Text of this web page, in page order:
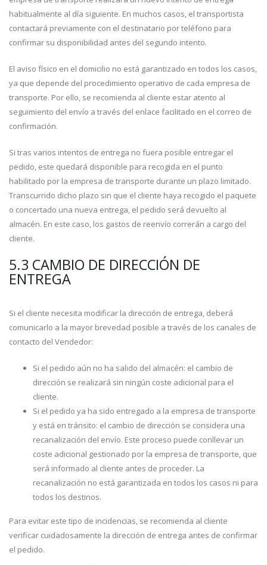
habitualmente al día siguiente. En muchos casos, el transportista
contactará previamente con el destinatario por teléfono para
confirmar su disponibilidad antes del segundo intento.
El aviso físico en el domicilio no está garantizado en todos los casos,
ya que depende del procedimiento operativo de cada empresa de
transporte. Por ello, se recomienda al cliente estar atento al
seguimiento del envío a través del enlace facilitado en el correo de
confirmación.
Si tras varios intentos de entrega no fuera posible entregar el
pedido, este quedará disponible para recogida en el punto
habilitado por la empresa de transporte durante un plazo limitado.
Transcurrido dicho plazo sin que el cliente haya recogido el paquete
o concertado una nueva entrega, el pedido será devuelto al
almacén. En este caso, los gastos de reenvío correrán a cargo del
cliente.
5.3 CAMBIO DE DIRECCIÓN DE
ENTREGA
Si el cliente necesita modificar la dirección de entrega, deberá
comunicarlo a la mayor brevedad posible a través de los canales de
contacto del Vendedor:
Si el pedido aún no ha salido del almacén: el cambio de
dirección se realizará sin ningún coste adicional para el
cliente.
Si el pedido ya ha sido entregado a la empresa de transporte
y está en tránsito: el cambio de dirección se considera una
recanalización del envío. Este proceso puede conllevar un
coste adicional gestionado por la empresa de transporte, que
será informado al cliente antes de proceder. La
recanalización no está garantizada en todos los casos ni para
todos los destinos.
Para evitar este tipo de incidencias, se recomienda al cliente
verificar cuidadosamente la dirección de entrega antes de confirmar
el pedido.